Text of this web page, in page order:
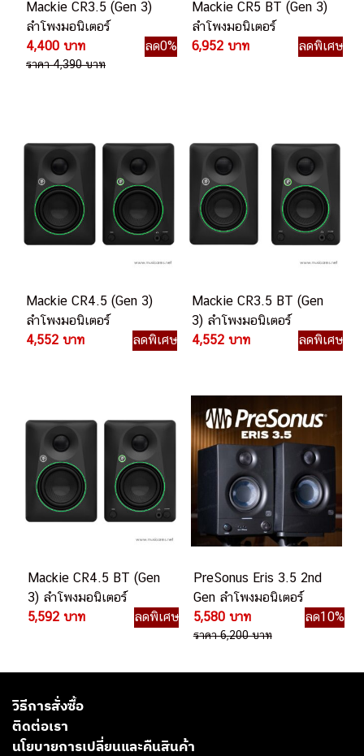
Mackie CR3.5 (Gen 3)
ลำโพงมอนิเตอร์
4,400 บาท
ลด0%
ราคา 4,390 บาท
Mackie CR5 BT (Gen 3)
ลำโพงมอนิเตอร์
6,952 บาท
ลดพิเศษ
Mackie CR4.5 (Gen 3)
ลำโพงมอนิเตอร์
4,552 บาท
ลดพิเศษ
Mackie CR3.5 BT (Gen
3) ลำโพงมอนิเตอร์
4,552 บาท
ลดพิเศษ
Mackie CR4.5 BT (Gen
3) ลำโพงมอนิเตอร์
5,592 บาท
ลดพิเศษ
PreSonus Eris 3.5 2nd
Gen ลำโพงมอนิเตอร์
5,580 บาท
ลด10%
ราคา 6,200 บาท
วิธีการสั่งซื้อ
ติดต่อเรา
นโยบายการเปลี่ยนและคืนสินค้า